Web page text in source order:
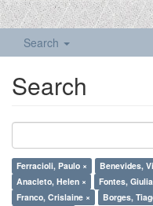
Search
Search
Ferracioli, Paulo × Benevides,
Anacleto, Helen ×
Fontes,
Franco, Crislaine ×
Borges,